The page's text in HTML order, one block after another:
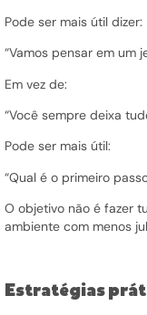
Pode ser mais útil dizer:
“Vamos pensar em um
Em vez de:
“Você sempre deixa
Pode ser mais útil:
“Qual é o primeiro
O objetivo não é fazer
ambiente com menos
Estratégias